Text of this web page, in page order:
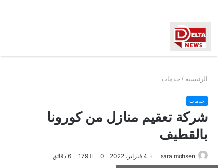
الرئيسية / خدمات
خدمات
شركة تعقيم منازل من كورونا
بالقطيف
sara mohsen 4 فبراير، 2022 0
179 6 دقائق